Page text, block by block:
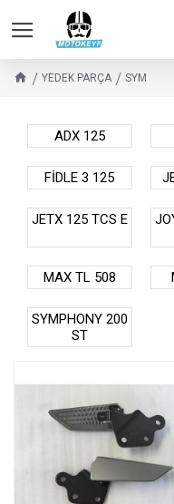
YEDEK PARÇA SYM
ADX 125
FİDLE 3 125
JETX 125 TCS E
MAX TL 508
SYMPHONY 200
ST